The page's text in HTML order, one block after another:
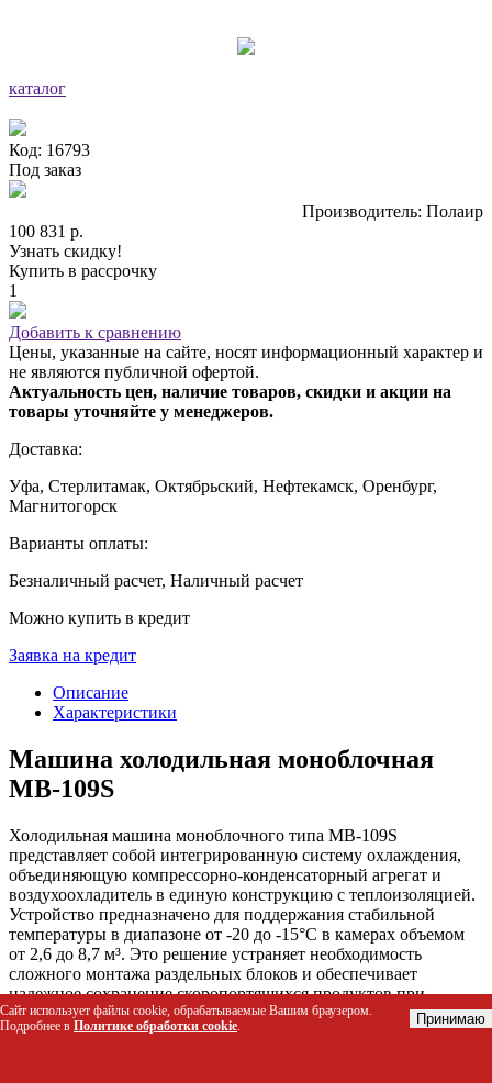
каталог
Код: 16793
Под заказ
Производитель: Полаир
100 831 р.
Узнать скидку!
Купить в рассрочку
1
Добавить к сравнению
Цены, указанные на сайте, носят информационный характер и
не являются публичной офертой.
Актуальность цен, наличие товаров, скидки и акции на
товары уточняйте у менеджеров.
Доставка:
Уфа, Стерлитамак, Октябрьский, Нефтекамск, Оренбург,
Магнитогорск
Варианты оплаты:
Безналичный расчет, Наличный расчет
Можно купить в кредит
Заявка на кредит
Описание
Характеристики
Машина холодильная моноблочная
MB-109S
Холодильная машина моноблочного типа MB-109S
представляет собой интегрированную систему охлаждения,
объединяющую компрессорно-конденсаторный агрегат и
воздухоохладитель в единую конструкцию с теплоизоляцией.
Устройство предназначено для поддержания стабильной
температуры в диапазоне от -20 до -15°C в камерах объемом
от 2,6 до 8,7 м³. Это решение устраняет необходимость
сложного монтажа раздельных блоков и обеспечивает
надежное сохранение скоропортящихся продуктов при
минимальных затратах на установку.
Сайт использует файлы cookie, обрабатываемые Вашим браузером.
Подробнее в Политике обработки cookie. Принимаю